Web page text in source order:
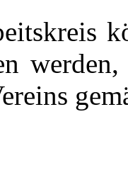
werden,